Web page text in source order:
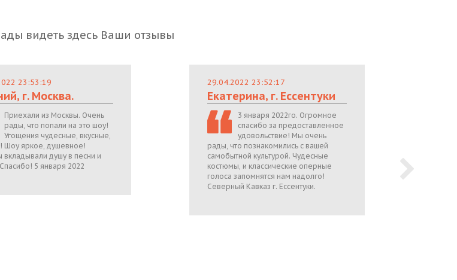
видеть здесь Ваши отзывы
23:53:19
г. Москва.
Приехали из Москвы. Очень
рады, что попали на это шоу!
Угощения чудесные, вкусные,
Шоу яркое, душевное!
вкладывали душу в песни и
5 января 2022
29.04.2022 23:52:17
Екатерина, г. Ессентуки
3 января 2022го. Огромное
спасибо за предоставленное
удовольствие! Мы очень
рады, что познакомились с вашей
самобытной культурой. Чудесные
костюмы, и классические оперные
голоса запомнятся нам надолго!
Северный Кавказ г. Ессентуки.